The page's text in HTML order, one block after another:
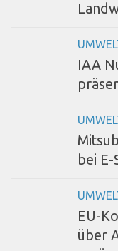
IAA
bei
EU-
über